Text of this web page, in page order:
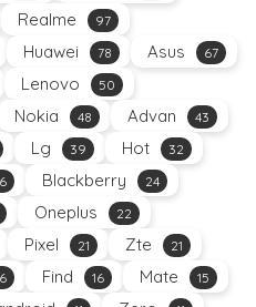
Realme 97
Huawei 78 Asus 67
Lenovo 50
Nokia 48 Advan 43
Lg 39 Hot 32
Blackberry 24
Oneplus 22
Pixel 21 Zte 21
Find 16 Mate 15